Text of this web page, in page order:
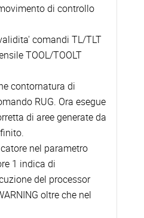
di controllo
comandi TL/TLT
TOOL/TOOLT
contornatura di
RUG. Ora esegue
di aree generate da
nel parametro
1 indica di
del processor
oltre che nel